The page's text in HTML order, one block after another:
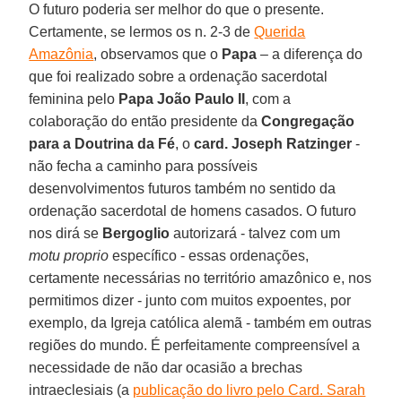
O futuro poderia ser melhor do que o presente.
Certamente, se lermos os n. 2-3 deQuerida
Amazônia, observamos que o Papa – a diferença do
que foi realizado sobre a ordenação sacerdotal
feminina pelo Papa João Paulo II , com a
colaboração do então presidente daCongregação
para a Doutrina da Fé, ocard. Joseph Ratzinger -
não fecha a caminho para possíveis
desenvolvimentos futuros também no sentido da
ordenação sacerdotal de homens casados. O futuro
nos dirá se Bergoglio autorizará - talvez com um
motu proprio específico - essas ordenações,
certamente necessárias no território amazônico e, nos
permitimos dizer - junto com muitos expoentes, por
exemplo, da Igreja católica alemã - também em outras
regiões do mundo. É perfeitamente compreensível a
necessidade de não dar ocasião a brechas
intraeclesiais (a publicação do livro pelo Card. Sarah